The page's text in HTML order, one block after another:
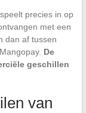
precies in op
met een
dan af tussen
De
geschillen
van